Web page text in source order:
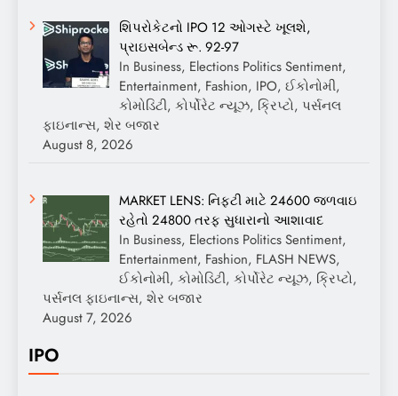
શિપરોકેટનો IPO 12 ઓગસ્ટે ખૂલશે,
પ્રાઇસબેન્ડ રૂ. 92-97
In Business, Elections Politics Sentiment,
Entertainment, Fashion, IPO, ઈકોનોમી,
કોમોડિટી, કોર્પોરેટ ન્યૂઝ, ક્રિપ્ટો, પર્સનલ
ફાઇનાન્સ, શેર બજાર
August 8, 2026
MARKET LENS: નિફ્ટી માટે 24600 જળવાઇ
રહેતો 24800 તરફ સુધારાનો આશાવાદ
In Business, Elections Politics Sentiment,
Entertainment, Fashion, FLASH NEWS,
ઈકોનોમી, કોમોડિટી, કોર્પોરેટ ન્યૂઝ, ક્રિપ્ટો,
પર્સનલ ફાઇનાન્સ, શેર બજાર
August 7, 2026
IPO